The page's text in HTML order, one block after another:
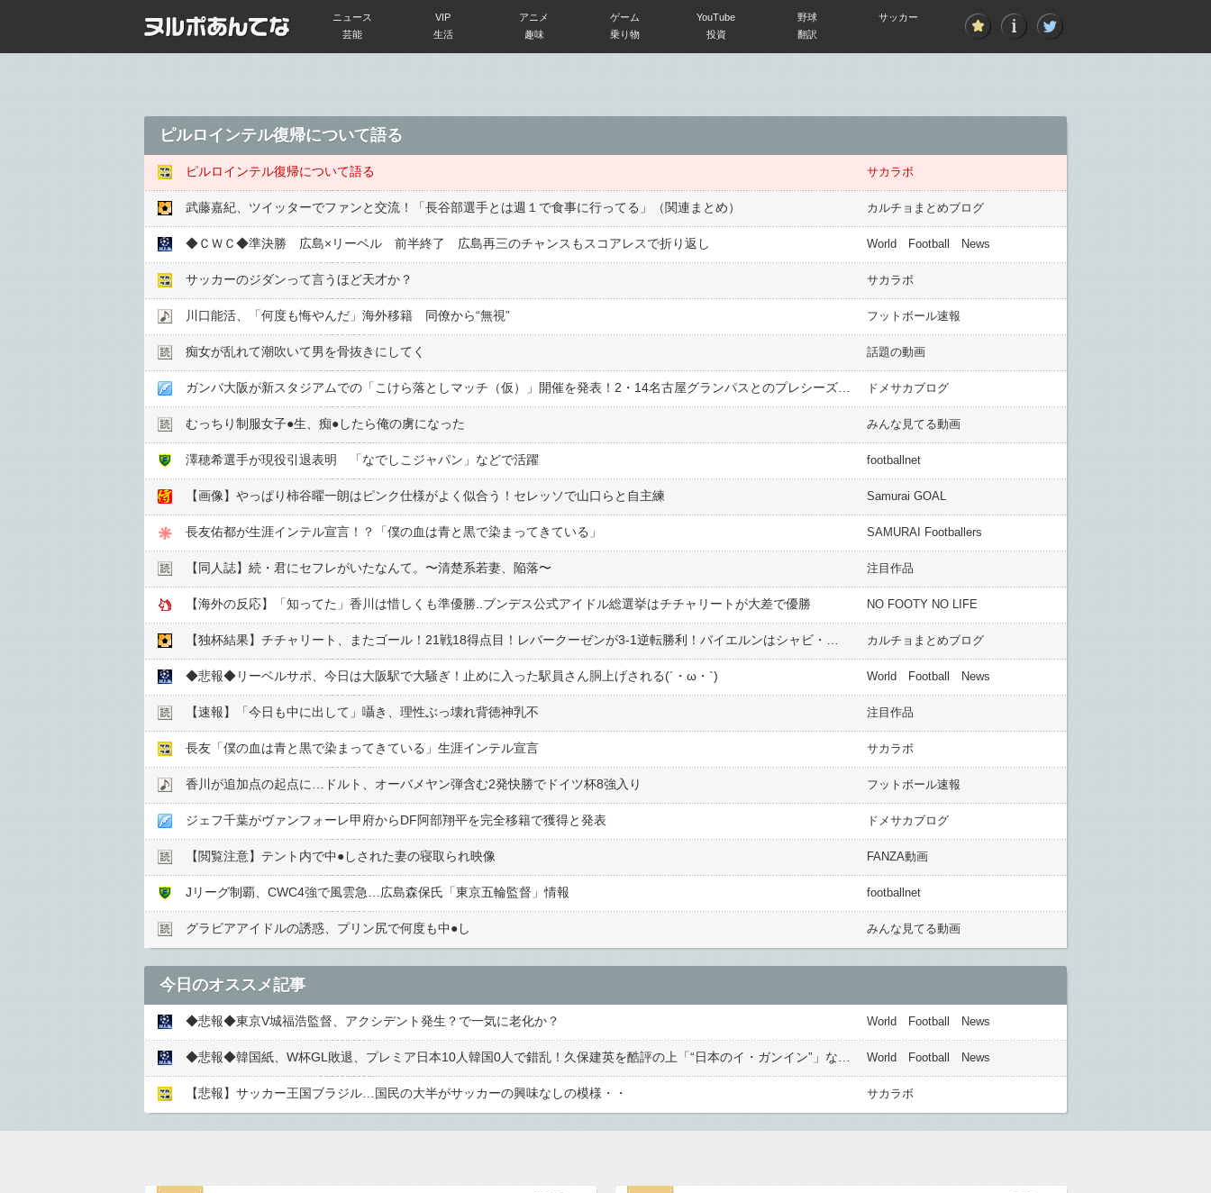
ニュース VIP アニメ ゲーム YouTube 野球
サッカー
芸能
生活 趣味 乗り物 投資 翻訳
ピルロインテル復帰について語る
ピルロインテル復帰について語る サカラボ
武藤嘉紀、ツイッターでファンと交流！「長谷部選手とは週１で食事に行ってる」（関連まとめ） カルチョまとめブログ
◆ＣＷＣ◆準決勝 広島×リーベル 前半終了 広島再三のチャンスもスコアレスで折り返し World Football News
サッカーのジダンって言うほど天才か？ サカラボ
川口能活、「何度も悔やんだ」海外移籍 同僚から“無視” フットボール速報
痴女が乱れて潮吹いて男を骨抜きにしてく 話題の動画
ドメサカブログ
むっちり制服女子●︎生、痴●︎したら俺の虜になった みんな見てる動画
澤穂希選手が現役引退表明 「なでしこジャパン」などで活躍 footballnet
【画像】やっぱり柿谷曜一朗はピンク仕様がよく似合う！セレッソで山口らと自主練 Samurai GOAL
長友佑都が生涯インテル宣言！？「僕の血は青と黒で染まってきている」 SAMURAI Footballers
【同人誌】続・君にセフレがいたなんて。〜清楚系若妻、陥落〜 注目作品
【海外の反応】「知ってた」香川は惜しくも準優勝..ブンデス公式アイドル総選挙はチチャリートが大差で優勝 NO FOOTY NO LIFE
カルチョまとめブログ
◆悲報◆リーベルサポ、今日は大阪駅で大騒ぎ！止めに入った駅員さん胴上げされる(´・ω・`) World Football News
【速報】「今日も中に出して」囁き、理性ぶっ壊れ背徳神乳不 注目作品
長友「僕の血は青と黒で染まってきている」生涯インテル宣言 サカラボ
香川が追加点の起点に…ドルト、オーバメヤン弾含む2発快勝でドイツ杯8強入り フットボール速報
ジェフ千葉がヴァンフォーレ甲府からDF阿部翔平を完全移籍で獲得と発表 ドメサカブログ
【閲覧注意】テント内で中●︎しされた妻の寝取られ映像 FANZA動画
Jリーグ制覇、CWC4強で風雲急…広島森保氏「東京五輪監督」情報 footballnet
グラビアアイドルの誘惑、プリン尻で何度も中●︎し みんな見てる動画
今日のオススメ記事
◆悲報◆東京V城福浩監督、アクシデント発生？で一気に老化か？ World Football News
World Football News
【悲報】サッカー王国ブラジル…国民の大半がサッカーの興味なしの模様・・ サカラボ